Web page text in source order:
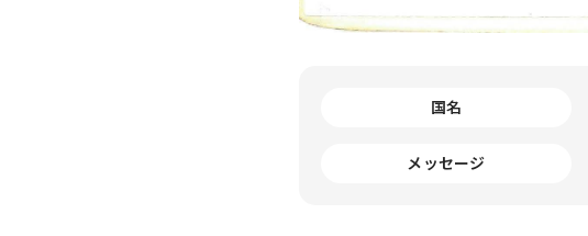
国名
メッセージ